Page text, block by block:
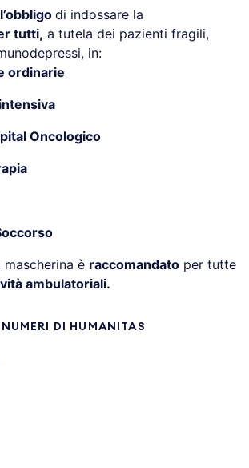
di indossare la
tutti, a tutela dei pazienti fragili,
in:
ordinarie
Oncologico
mascherina è raccomandato per tutte
ambulatoriali.
I NUMERI DI HUMANITAS